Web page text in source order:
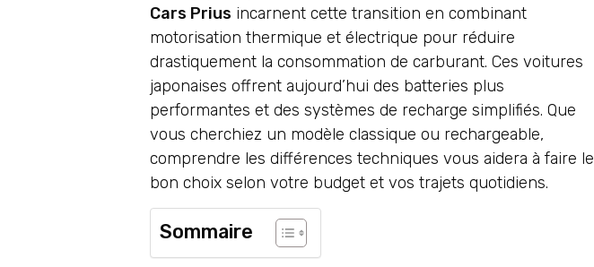
Cars Prius incarnent cette transition en combinant
motorisation thermique et électrique pour réduire
drastiquement la consommation de carburant. Ces voitures
japonaises offrent aujourd’hui des batteries plus
performantes et des systèmes de recharge simplifiés. Que
vous cherchiez un modèle classique ou rechargeable,
comprendre les différences techniques vous aidera à faire le
bon choix selon votre budget et vos trajets quotidiens.
Sommaire